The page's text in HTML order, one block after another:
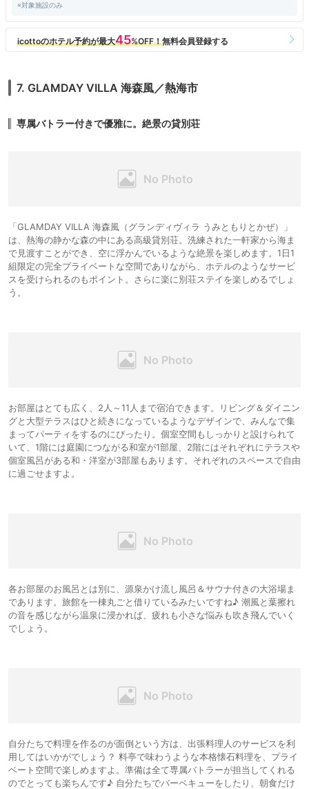
※対象施設のみ
7. GLAMDAY VILLA 海森風／熱海市
専属バトラー付きで優雅に。絶景の貸別荘
「GLAMDAY VILLA 海森風（グランディヴィラ うみともりとかぜ）」
は、熱海の静かな森の中にある高級貸別荘。洗練された一軒家から海ま
で見渡すことができ、空に浮かんでいるような絶景を楽しめます。1日1
組限定の完全プライベートな空間でありながら、ホテルのようなサービ
スを受けられるのもポイント。さらに楽に別荘ステイを楽しめるでしょ
う。
お部屋はとても広く、2人～11人まで宿泊できます。リビング＆ダイニン
グと大型テラスはひと続きになっているようなデザインで、みんなで集
まってパーティをするのにぴったり。個室空間もしっかりと設けられて
いて、1階には庭園につながる和室が1部屋、2階にはそれぞれにテラスや
個室風呂がある和・洋室が3部屋もあります。それぞれのスペースで自由
に過ごせますよ。
各お部屋のお風呂とは別に、源泉かけ流し風呂＆サウナ付きの大浴場ま
であります。旅館を一棟丸ごと借りているみたいですね♪ 潮風と葉擦れ
の音を感じながら温泉に浸かれば、疲れも小さな悩みも吹き飛んでいく
でしょう。
自分たちで料理を作るのが面倒という方は、出張料理人のサービスを利
用してはいかがでしょう？ 料亭で味わうような本格懐石料理を、プライ
ベート空間で楽しめますよ。準備は全て専属バトラーが担当してくれる
のでとっても楽ちんです♪ 自分たちでバーベキューをしたり、朝食だけ